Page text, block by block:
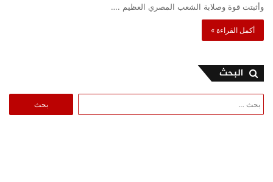
وأثبتت قوة وصلابة الشعب المصري العظيم .…
أكمل القراءة »
البحث
عن: